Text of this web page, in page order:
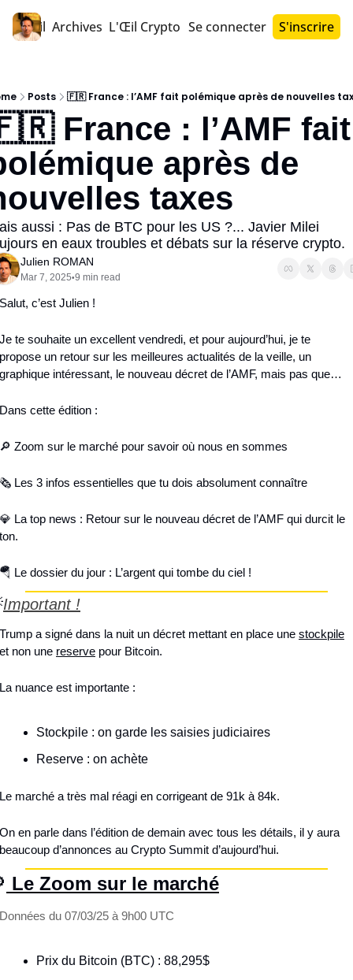
Accueil Archives L'Œil Crypto PRO™Se connecter S'inscrire
Posts 🇫🇷 France : l’AMF fait polémique après de nouvelles
France : l’AMF fait
après de
taxes
aussi : Pas de BTC pour les US ?... Javier Milei
en eaux troubles et débats sur la réserve crypto.
Julien ROMAN
Mar 7, 2025•9 min read
Salut, c’est Julien !
Je te souhaite un excellent vendredi, et pour aujourd’hui, je te
propose un retour sur les meilleures actualités de la veille, un
graphique intéressant, le nouveau décret de l’AMF, mais pas que…
Dans cette édition :
🔎 Zoom sur le marché pour savoir où nous en sommes
🗞️ Les 3 infos essentielles que tu dois absolument connaître
💎 La top news : Retour sur le nouveau décret de l’AMF qui durcit le
ton.
🪂 Le dossier du jour : L’argent qui tombe du ciel !
Important !
Trump a signé dans la nuit un décret mettant en place une stockpile
et non une reserve pour Bitcoin.
La nuance est importante :
Stockpile : on garde les saisies judiciaires
Reserve : on achète
Le marché a très mal réagi en corrigeant de 91k à 84k.
On en parle dans l’édition de demain avec tous les détails, il y aura
beaucoup d’annonces au Crypto Summit d’aujourd’hui.
Le Zoom sur le marché
Données du 07/03/25 à 9h00 UTC
Prix du Bitcoin (BTC) : 88,295$